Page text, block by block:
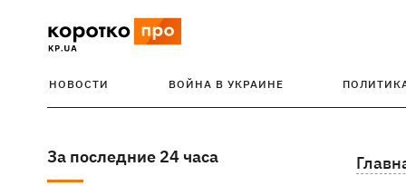
НОВОСТИ ВОЙНА В УКРАИНЕ
За последние 24 часа